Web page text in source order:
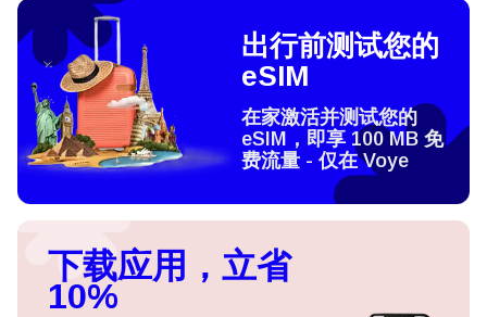
出行前测试您的
eSIM
在家激活并测试您的
eSIM，即享 100 MB 免
费流量 - 仅在 Voye
下载应用，立省
10%